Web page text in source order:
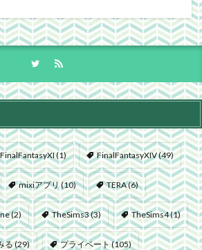
FinalFantasyXI(1) FinalFantasyXIV(49)
mixiアプリ (10) TERA(6)
(2) TheSims3(3) TheSims4(1)
る(29) プライベート(105)